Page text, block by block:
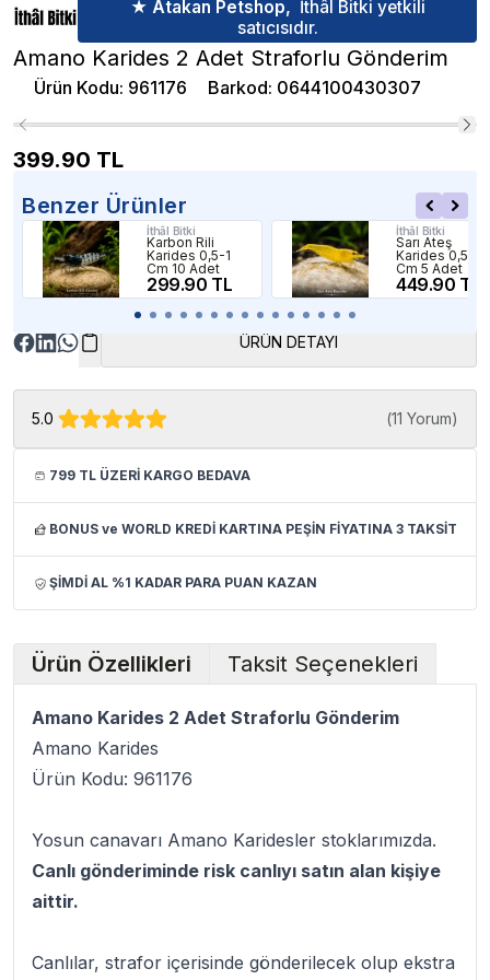
★ Atakan Petshop, İthâl Bitki yetkili
satıcısıdır.
Amano Karides 2 Adet Straforlu Gönderim
Ürün Kodu: 961176 Barkod: 0644100430307
399.90 TL
Benzer Ürünler
İthâl Bitki
Karbon Rili
Karides 0,5-1
Cm 10 Adet
299.90 TL
İthâl Bitki
Sarı Ateş
Karides 0,5-1
Cm 5 Adet
449.90 TL
ÜRÜN DETAYI
5.0 (11 Yorum)
799 TL ÜZERİ KARGO BEDAVA
BONUS ve WORLD KREDİ KARTINA PEŞİN FİYATINA 3 TAKSİT
ŞİMDİ AL %1 KADAR PARA PUAN KAZAN
Ürün Özellikleri Taksit Seçenekleri
Amano Karides 2 Adet Straforlu Gönderim
Amano Karides
Ürün Kodu: 961176
Yosun canavarı Amano Karidesler stoklarımızda.
Canlı gönderiminde risk canlıyı satın alan kişiye
aittir.
Canlılar, strafor içerisinde gönderilecek olup ekstra